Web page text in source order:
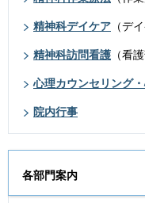
精神科デイケア （デ
精神科訪問看護 （看
心理カウンセリング
院内行事
各部門案内